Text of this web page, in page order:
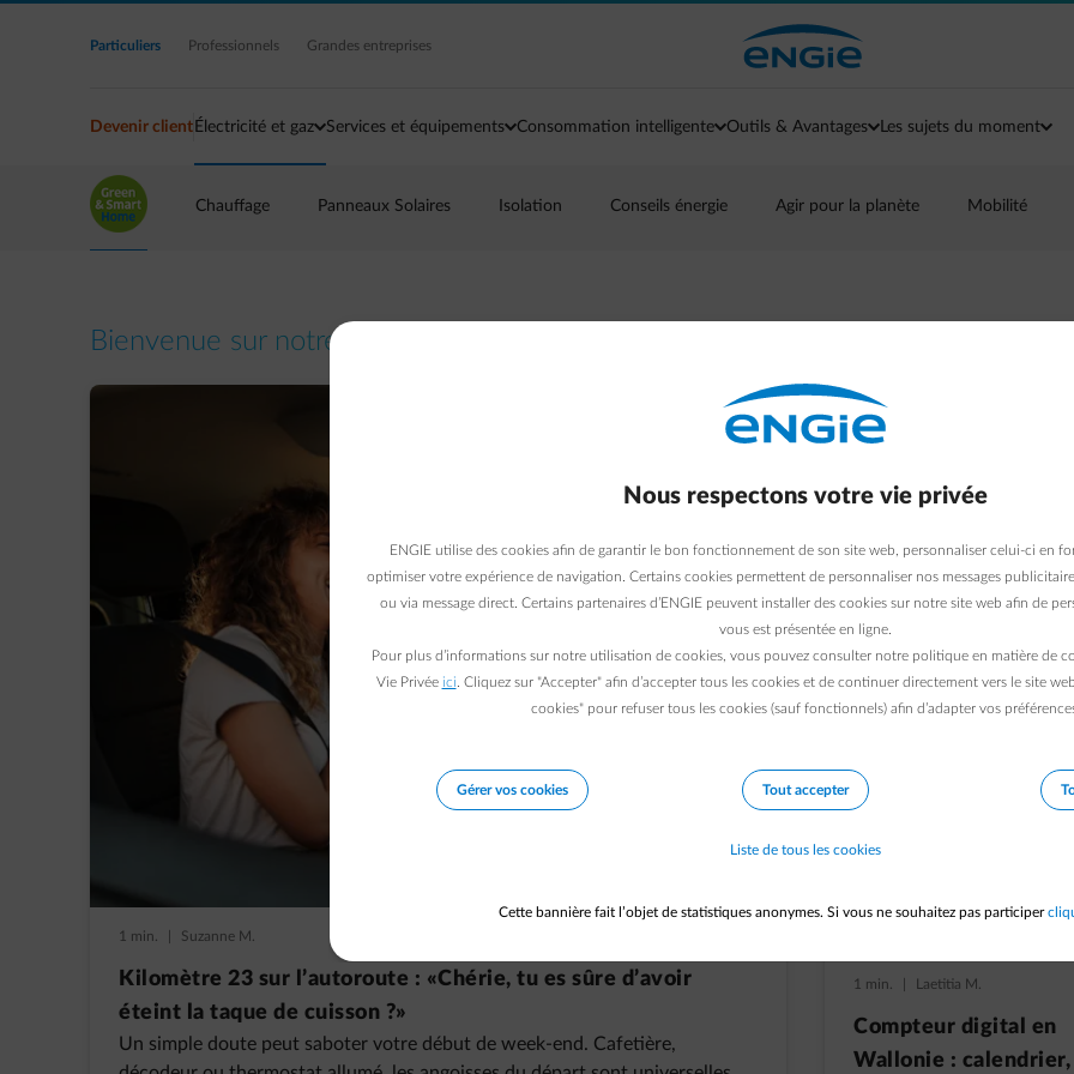
Accéder au contenu principal
Particuliers Professionnels Grandes entreprises
Devenir client Électricité et gaz Services et équipements Consommation intelligente Outils & Avantages Les sujets du moment
Chauffage Panneaux Solaires Isolation Conseils énergie Agir pour la planète Mobilité
Bienvenue sur notre blog
1 min. Suzanne M.
Kilomètre 23 sur l’autoroute : «Chérie, tu es sûre d’avoir
éteint la taque de cuisson ?»
Un simple doute peut saboter votre début de week-end. Cafetière,
1 min.
C’est quoi votre team
énergie ? La sécurité
fixe » ou le rythme
variable »
1 min. Laetitia M.
Compteur digital en
Wallonie : calendrier,
Nous respectons votre vie privée
ENGIE utilise des cookies afin de garantir le bon fonctionnement de son site web, personnaliser celui-ci en
optimiser votre expérience de navigation. Certains cookies permettent de personnaliser nos messages
ou via message direct. Certains partenaires d’ENGIE peuvent installer des cookies sur notre site web afin de
vous est présentée en ligne.
Pour plus d’informations sur notre utilisation de cookies, vous pouvez consulter notre politique en matière de
Vie Privée ici . Cliquez sur "Accepter" afin d’accepter tous les cookies et de continuer directement vers le site
cookies" pour refuser tous les cookies (sauf fonctionnels) afin d’adapter vos
Gérer vos cookies Tout accepter
Liste de tous les cookies
Cette bannière fait l’objet de statistiques anonymes. Si vous ne souhaitez pas participer